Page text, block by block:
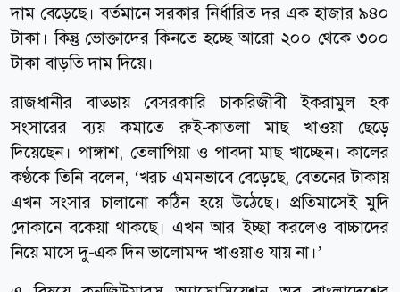
দাম বেড়েছে। বর্তমানে সরকার নির্ধারিত দর এক হাজার ৯৪০
টাকা। কিন্তু ভোক্তাদের কিনতে হচ্ছে আরো ২০০ থেকে ৩০০
টাকা বাড়তি দাম দিয়ে।
রাজধানীর বাড্ডায় বেসরকারি চাকরিজীবী ইকরামুল হক
সংসারের ব্যয় কমাতে রুই-কাতলা মাছ খাওয়া ছেড়ে
দিয়েছেন। পাঙ্গাশ, তেলাপিয়া ও পাবদা মাছ খাচ্ছেন। কালের
কণ্ঠকে তিনি বলেন, ‘খরচ এমনভাবে বেড়েছে, বেতনের টাকায়
এখন সংসার চালানো কঠিন হয়ে উঠেছে। প্রতিমাসেই মুদি
দোকানে বকেয়া থাকছে। এখন আর ইচ্ছা করলেও বাচ্চাদের
নিয়ে মাসে দু-এক দিন ভালোমন্দ খাওয়াও যায় না।’